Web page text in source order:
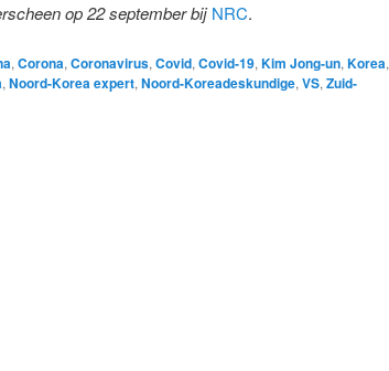
op 22 september bijNRC.
, Corona, Coronavirus, Covid, Covid-19, Kim Jong-un, Korea,
, Noord-Korea expert, Noord-Koreadeskundige, VS, Zuid-